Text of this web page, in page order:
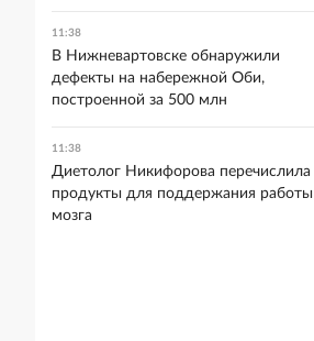
11:38
В Нижневартовске обнаружили
дефекты на набережной Оби,
построенной за 500 млн
11:38
Диетолог Никифорова перечислила
продукты для поддержания работы
мозга